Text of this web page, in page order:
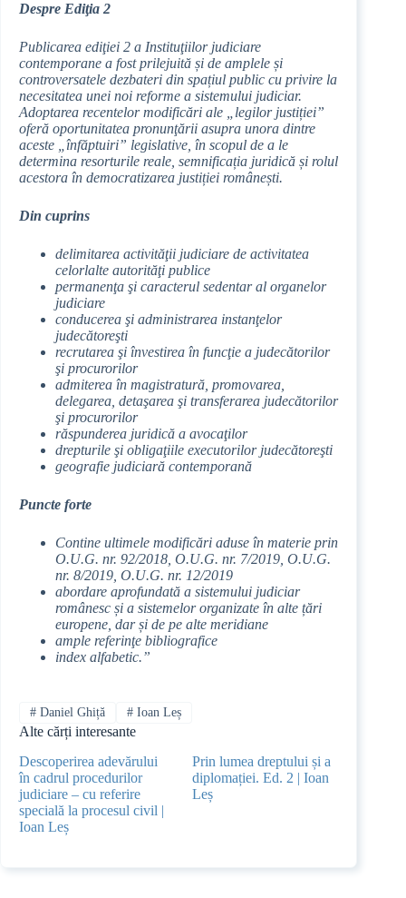
Despre Ediţia 2
Publicarea ediţiei 2 a Instituţiilor judiciare
contemporane a fost prilejuită și de amplele și
controversatele dezbateri din spațiul public cu privire la
necesitatea unei noi reforme a sistemului judiciar.
Adoptarea recentelor modificări ale „legilor justiției”
oferă oportunitatea pronunţării asupra unora dintre
aceste „înfăptuiri” legislative, în scopul de a le
determina resorturile reale, semnificația juridică și rolul
acestora în democratizarea justiției românești.
Din cuprins
delimitarea activităţii judiciare de activitatea
celorlalte autorităţi publice
permanenţa şi caracterul sedentar al organelor
judiciare
conducerea şi administrarea instanţelor
judecătoreşti
recrutarea şi învestirea în funcţie a judecătorilor
şi procurorilor
admiterea în magistratură, promovarea,
delegarea, detaşarea şi transferarea judecătorilor
şi procurorilor
răspunderea juridică a avocaţilor
drepturile şi obligaţiile executorilor judecătoreşti
geografie judiciară contemporană
Puncte forte
Contine ultimele modificări aduse în materie prin
O.U.G. nr. 92/2018, O.U.G. nr. 7/2019, O.U.G.
nr. 8/2019, O.U.G. nr. 12/2019
abordare aprofundată a sistemului judiciar
românesc și a sistemelor organizate în alte țări
europene, dar și de pe alte meridiane
ample referinţe bibliografice
index alfabetic.”
#Daniel Ghiță #Ioan Leș
Alte cărți interesante
Descoperirea adevărului
în cadrul procedurilor
judiciare – cu referire
specială la procesul civil |
Ioan Leș
Prin lumea dreptului și a
diplomației. Ed. 2 | Ioan
Leș